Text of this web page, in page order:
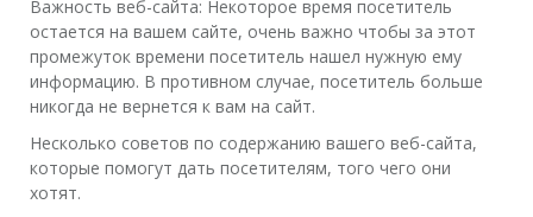
Важность веб-сайта: Некоторое время посетитель
остается на вашем сайте, очень важно чтобы за этот
промежуток времени посетитель нашел нужную ему
информацию. В противном случае, посетитель больше
никогда не вернется к вам на сайт.
Несколько советов по содержанию вашего веб-сайта,
которые помогут дать посетителям, того чего они
хотят.